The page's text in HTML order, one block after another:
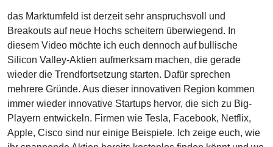
das Marktumfeld ist derzeit sehr anspruchsvoll und
Breakouts auf neue Hochs scheitern überwiegend. In
diesem Video möchte ich euch dennoch auf bullische
Silicon Valley-Aktien aufmerksam machen, die gerade
wieder die Trendfortsetzung starten. Dafür sprechen
mehrere Gründe. Aus dieser innovativen Region kommen
immer wieder innovative Startups hervor, die sich zu Big-
Playern entwickeln. Firmen wie Tesla, Facebook, Netflix,
Apple, Cisco sind nur einige Beispiele. Ich zeige euch, wie